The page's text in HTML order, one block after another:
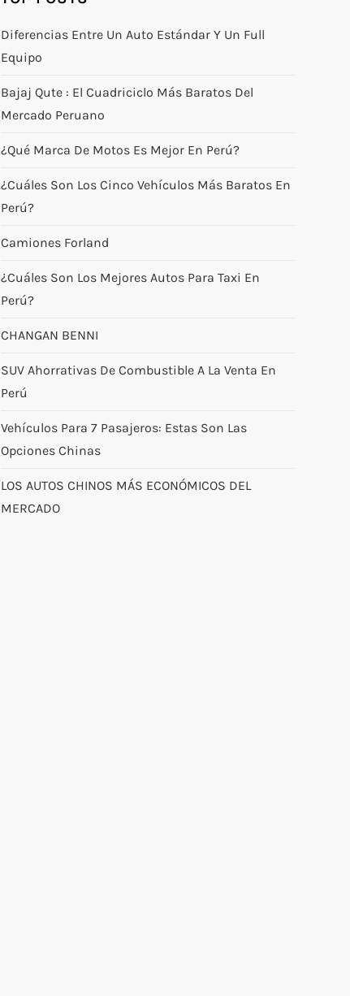
Diferencias Entre Un Auto Estándar Y Un Full
Equipo
Bajaj Qute : El Cuadriciclo Más Baratos Del
Mercado Peruano
¿Qué Marca De Motos Es Mejor En Perú?
¿Cuáles Son Los Cinco Vehículos Más Baratos En
Perú?
Camiones Forland
¿Cuáles Son Los Mejores Autos Para Taxi En
Perú?
CHANGAN BENNI
SUV Ahorrativas De Combustible A La Venta En
Perú
Vehículos Para 7 Pasajeros: Estas Son Las
Opciones Chinas
LOS AUTOS CHINOS MÁS ECONÓMICOS DEL
MERCADO